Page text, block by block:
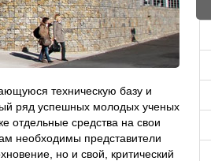
техническую базу и
ряд успешных молодых ученых
отдельные средства на свои
необходимы представители
но и свой, критический